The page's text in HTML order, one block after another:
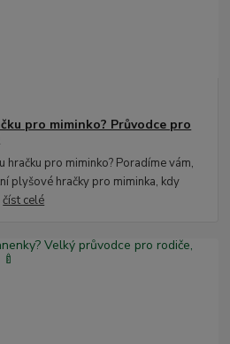
pro miminko? Průvodce pro
pro miminko? Poradíme vám,
plyšové hračky pro miminka, kdy
číst celé